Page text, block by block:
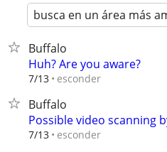
busca en un área más
Buffalo
Huh? Are you aware?
7/13 esconder
Buffalo
Possible video scanning
7/13 esconder